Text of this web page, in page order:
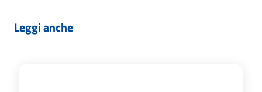
Leggi anche